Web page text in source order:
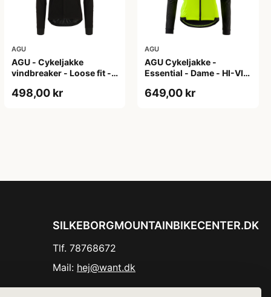
AGU
AGU - Cykeljakke
vindbreaker - Loose fit -
498,00 kr
AGU
AGU Cykeljakke -
Essential - Dame - HI-VIS
649,00 kr
SILKEBORGMOUNTAINBIKECENTER.DK
Tlf. 78768672
Mail: hej@want.dk